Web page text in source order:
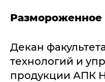
Размороженное
Декан
технологий и
продукции АПК